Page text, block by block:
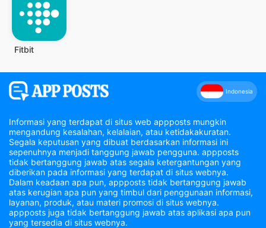
Fitbit
Indonesia
Informasi yang terdapat di situs web appposts mungkin
mengandung kesalahan, kelalaian, atau ketidakakuratan.
Segala keputusan yang dibuat berdasarkan informasi ini
sepenuhnya menjadi tanggung jawab pengguna. appposts
tidak bertanggung jawab atas segala ketergantungan yang
diberikan pada informasi yang terdapat di situs webnya.
Dalam keadaan apa pun, appposts tidak bertanggung jawab
atas kerugian apa pun yang timbul dari penggunaan informasi,
layanan, produk, atau materi promosi di situs webnya.
appposts juga tidak bertanggung jawab atas aplikasi apa pun
yang tersedia di situs webnya.